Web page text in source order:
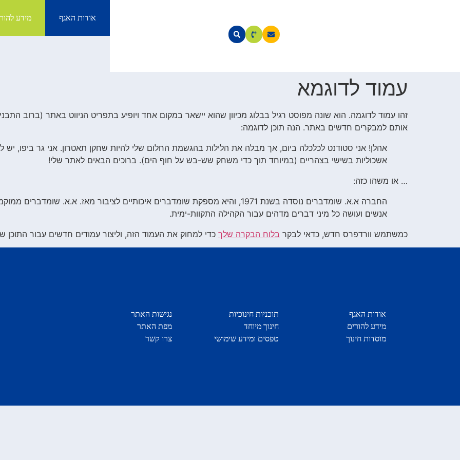
אודות האגף מידע
עמוד לדוגמא
זהו עמוד לדוגמה. הוא שונה מפוסט רגיל בבלוג מכיוון שהוא יישאר במקום אחד ויופיע בתפריט הניווט באתר (ברוב
אותם למבקרים חדשים באתר. הנה תוכן לדוגמה:
אהלן! אני סטודנט לכלכלה ביום, אך מבלה את הלילות בהגשמת החלום שלי להיות שחקן תאטרון. אני גר ביפו, יש
אשכוליות בשישי בצהריים (במיוחד תוך כדי משחק שש-בש על חוף הים). ברוכים הבאים לאתר שלי!
… או משהו כזה:
אנשים ועושה כל מיני דברים מדהים עבור הקהילה התקוות-ימית.
כמשתמש וורדפרס חדש, כדאי לבקר בלוח הבקרה שלך כדי למחוק את העמוד הזה, וליצור עמודים חדשים עבור התוכן
אודות האגף
מידע להורים
מוסדות חינוך
תוכניות חינוכיות
חינוך מיוחד
טפסים ומידע שימושי
נגישות האתר
מפת האתר
צרו קשר